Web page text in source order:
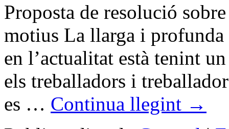
Proposta de resolució
motius La llarga i profunda
en l’actualitat està tenint
els treballadors i
es … Continua llegint →